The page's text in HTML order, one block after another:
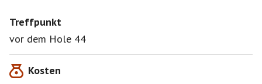
Treffpunkt
vor dem Hole 44
Kosten